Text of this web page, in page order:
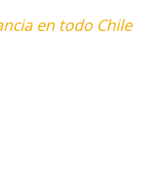
en todo Chile